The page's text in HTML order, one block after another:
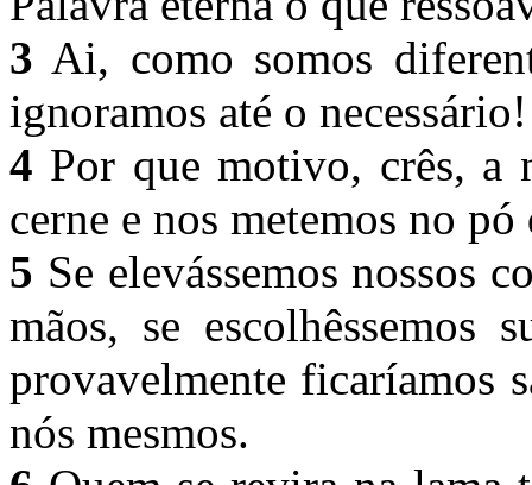
3 Ai, como somos
ignoramos até o
4 Por que motivo, crês, a
cerne e nos metemos no
5 Se elevássemos nossos
mãos, se escolhêssemos
provavelmente ficaríamos
nós mesmos.